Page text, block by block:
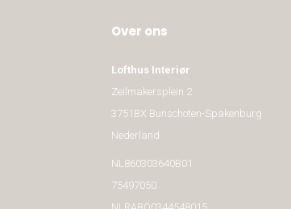
Over ons
Lofthus Interiør
Zeilmakersplein 2
3751BX Bunschoten-Spakenburg
Nederland
NL860303640B01
75497050
NLRABO0344548015